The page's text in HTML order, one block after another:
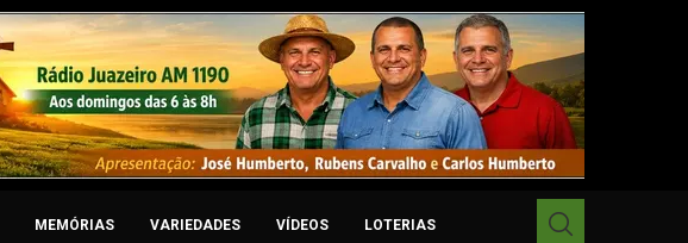
MEMÓRIAS VARIEDADES VÍDEOS LOTERIAS